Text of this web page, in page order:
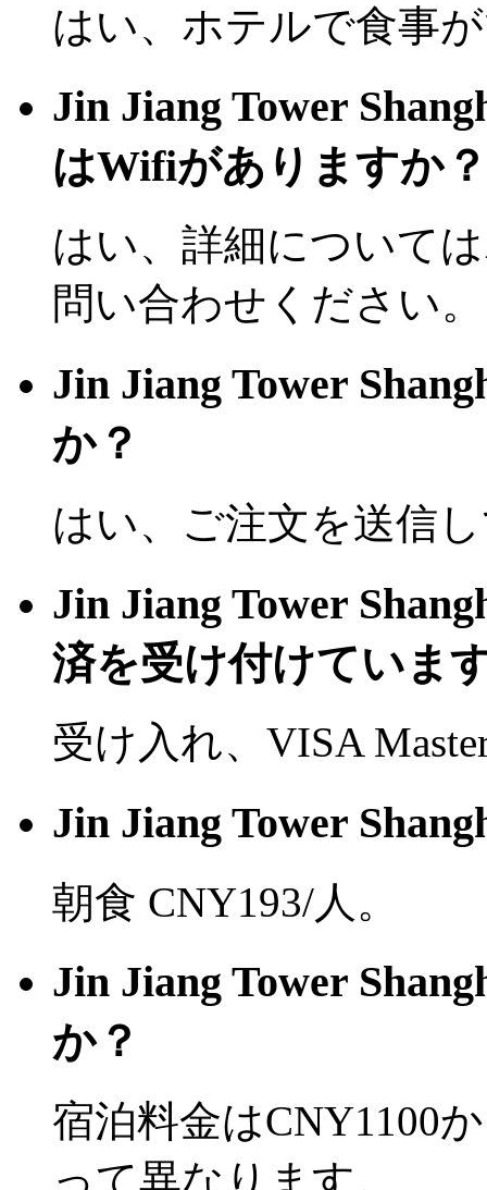
はい、ホテルで食事
Jin Jiang Tower
はWifiがありますか？
はい、詳細について
問い合わせください。
Jin Jiang Tower
か？
はい、ご注文を送信
Jin Jiang Tower
済を受け付けていま
受け入れ、VISA
Jin Jiang Tower
朝食 CNY193/人。
Jin Jiang Tower
か？
宿泊料金はCNY1100
って異なります。